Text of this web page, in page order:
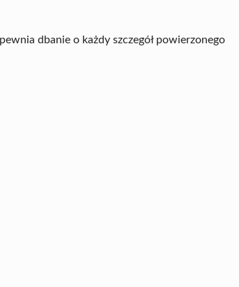
dbanie o każdy szczegół powierzonego